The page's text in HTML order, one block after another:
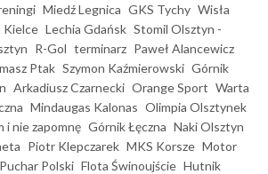
Miedź Legnica GKS Tychy Wisła
Kielce Lechia Gdańsk Stomil Olsztyn -
R-Gol terminarz Paweł Alancewicz
Ptak Szymon Kaźmierowski Górnik
Arkadiusz Czarnecki Orange Sport Warta
Mindaugas Kalonas Olimpia Olsztynek
i nie zapomnę Górnik Łęczna Naki Olsztyn
Piotr Klepczarek MKS Korsze Motor
Polski Flota Świnoujście Hutnik